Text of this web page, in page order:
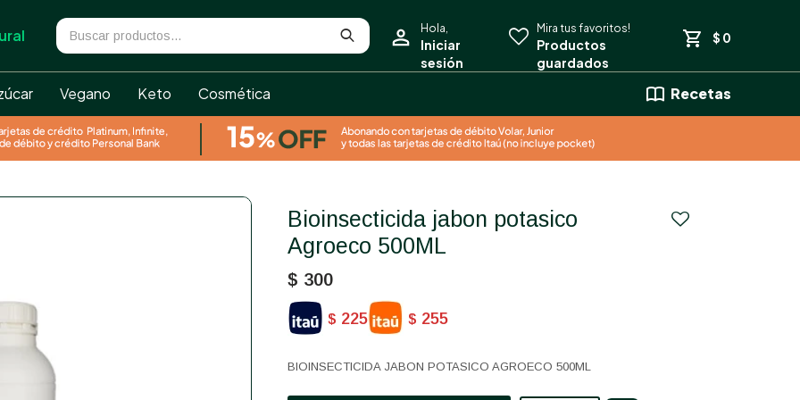
Vegano Keto Cosmética Recetas
$ 0
Bioinsecticida jabon potasico
Agroeco 500ML
$ 300
$ 225 $ 255
BIOINSECTICIDA JABON POTASICO AGROECO 500ML